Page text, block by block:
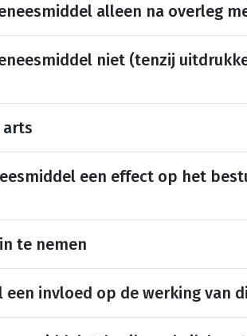
alleen na overleg
niet (tenzij
arts
een effect op het
te nemen
een invloed op de werking van